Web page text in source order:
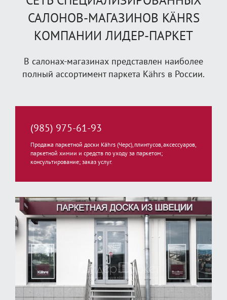
САЛОНОВ-МАГАЗИНОВ KÄHRS
КОМПАНИИ ЛИДЕР-ПАРКЕТ
В салонах-магазинах представлен наиболее
полный ассортимент паркета Kährs в России.
(985) 975-61-93
Продажа паркетной доски Kährs (Черс), плинтусов, аксессуаров,
паркетной химии и средств по уходу за паркетом;
консультирование; заказ услуг.